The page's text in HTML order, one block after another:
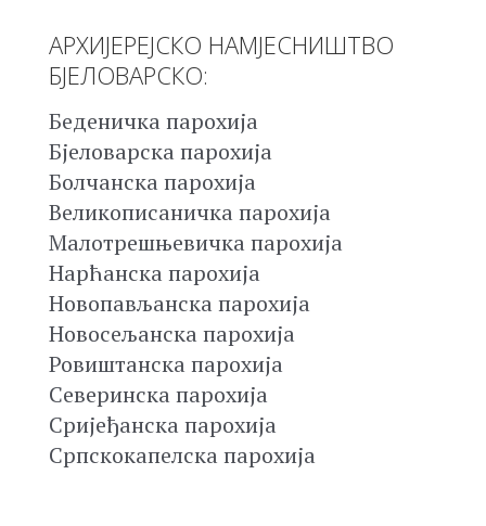
АРХИЈЕРЕЈСКО НАМЈЕСНИШТВО
БЈЕЛОВАРСКО:
Беденичка парохија
Бјеловарска парохија
Болчанска парохија
Великописаничка парохија
Малотрешњевичка парохија
Нарћанска парохија
Новопављанска парохија
Новосељанска парохија
Ровиштанска парохија
Северинска парохија
Сријеђанска парохија
Српскокапелска парохија